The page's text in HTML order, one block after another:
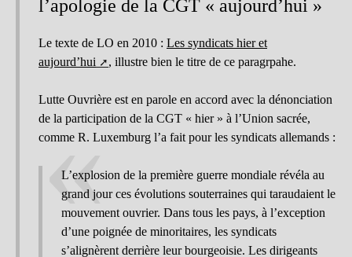
l’apologie de la CGT « aujourd’hui »
Le texte de LO en 2010 : Les syndicats hier et
aujourd’hui
, illustre bien le titre de ce paragrpahe.
Lutte Ouvrière est en parole en accord avec la dénonciation
de la participation de la CGT « hier » à l’Union sacrée,
comme R. Luxemburg l’a fait pour les syndicats allemands :
L’explosion de la première guerre mondiale révéla au
grand jour ces évolutions souterraines qui taraudaient le
mouvement ouvrier. Dans tous les pays, à l’exception
d’une poignée de minoritaires, les syndicats
s’alignèrent derrière leur bourgeoisie. Les dirigeants